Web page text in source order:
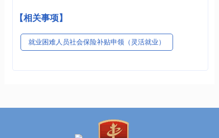
【相关事项】
就业困难人员社会保险补贴申领（灵活就业）